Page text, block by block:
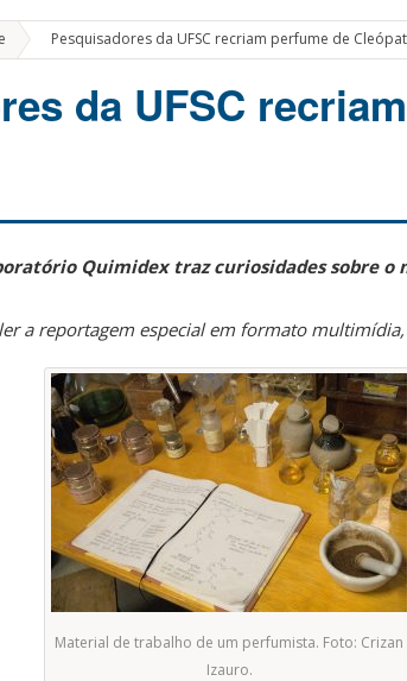
» Pesquisadores da UFSC recriam perfume de
da UFSC
Quimidex traz curiosidades sobre o
a reportagem especial em formato
Material de trabalho de um perfumista. Foto: Crizan
Izauro.